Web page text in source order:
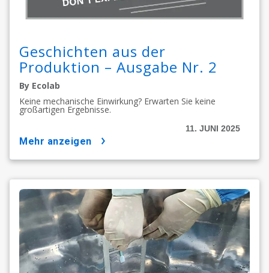
Geschichten aus der
Produktion – Ausgabe Nr. 2
By Ecolab
Keine mechanische Einwirkung? Erwarten Sie keine
großartigen Ergebnisse.
11. JUNI 2025
mehr anzeigen